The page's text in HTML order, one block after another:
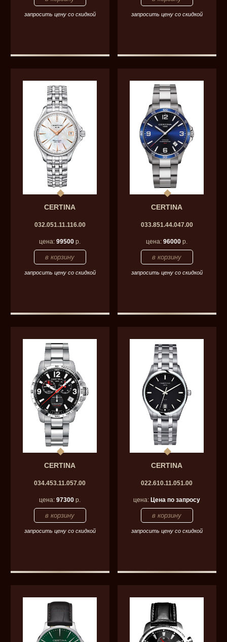
запросить цену со скидкой запросить цену со скидкой
CERTINA
032.051.11.116.00
цена:99500 р.
запросить цену со скидкой
CERTINA
033.851.44.047.00
цена:96000 р.
запросить цену со скидкой
CERTINA
034.453.11.057.00
цена:97300 р.
запросить цену со скидкой
CERTINA
022.610.11.051.00
цена:Цена по запросу
запросить цену со скидкой